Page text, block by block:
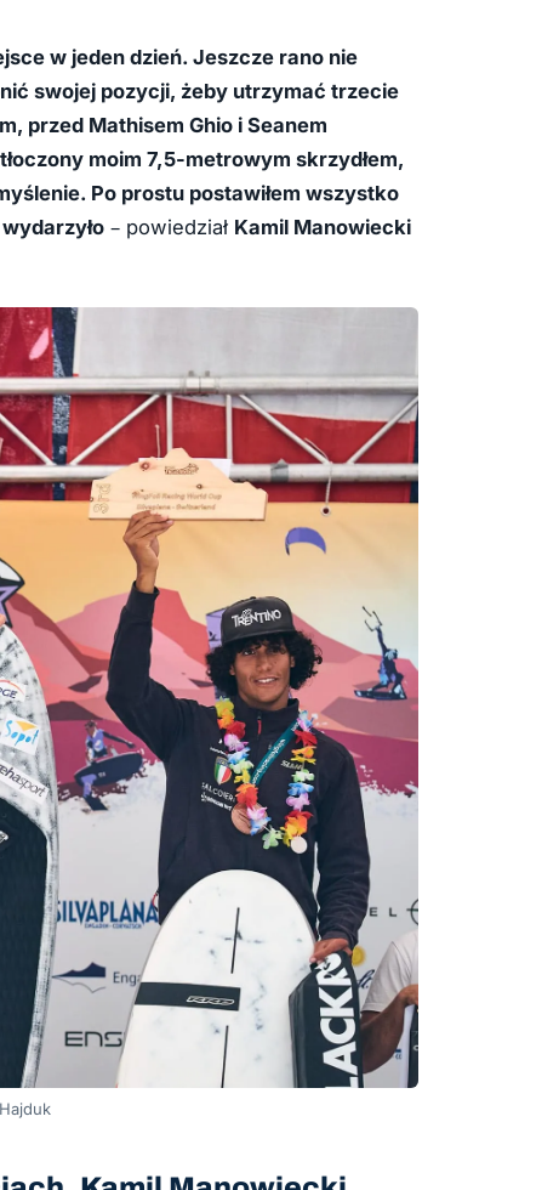
w jeden dzień. Jeszcze rano nie
swojej pozycji, żeby utrzymać trzecie
przed Mathisem Ghio i Seanem
moim 7,5-metrowym skrzydłem,
Po prostu postawiłem wszystko
– powiedział Kamil Manowiecki